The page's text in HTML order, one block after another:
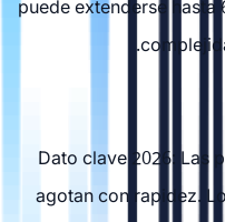
puede extenderse
⚠️ Dato clave 2026:
agotan con rapidez.